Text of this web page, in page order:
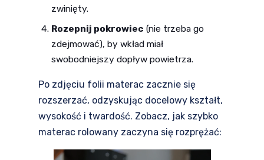
zwinięty.
Rozepnij pokrowiec (nie trzeba go
zdejmować), by wkład miał
swobodniejszy dopływ powietrza.
Po zdjęciu folii materac zacznie się
rozszerzać, odzyskując docelowy kształt,
wysokość i twardość. Zobacz, jak szybko
materac rolowany zaczyna się rozprężać: